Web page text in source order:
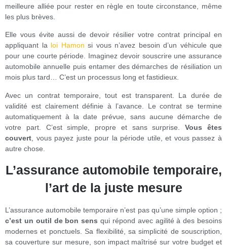
meilleure alliée pour rester en règle en toute circonstance, même
les plus brèves.
Elle vous évite aussi de devoir résilier votre contrat principal en
appliquant la loi Hamon si vous n’avez besoin d’un véhicule que
pour une courte période. Imaginez devoir souscrire une assurance
automobile annuelle puis entamer des démarches de résiliation un
mois plus tard… C’est un processus long et fastidieux.
Avec un contrat temporaire, tout est transparent. La durée de
validité est clairement définie à l’avance. Le contrat se termine
automatiquement à la date prévue, sans aucune démarche de
votre part. C’est simple, propre et sans surprise.Vous êtes
couvert , vous payez juste pour la période utile, et vous passez à
autre chose.
L’assurance automobile temporaire,
l’art de la juste mesure
L’assurance automobile temporaire n’est pas qu’une simple option ;
c’est un outil de bon sens qui répond avec agilité à des besoins
modernes et ponctuels. Sa flexibilité, sa simplicité de souscription,
sa couverture sur mesure, son impact maîtrisé sur votre budget et